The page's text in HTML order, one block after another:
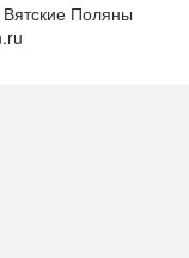
Поляны